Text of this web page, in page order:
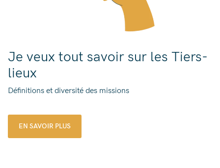
Je veux tout savoir sur les Tiers-
lieux
Définitions et diversité des missions
EN SAVOIR PLUS